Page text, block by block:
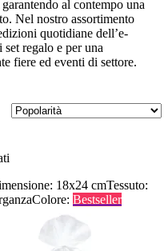
al contempo una
Nel nostro assortimento
quotidiane dell’e-
regalo e per una
fiere ed eventi di settore.
18x24 cmTessuto:
Colore: Bestseller